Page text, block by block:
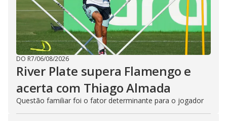
DO R7/06/08/2026
River Plate supera Flamengo e
acerta com Thiago Almada
Questão familiar foi o fator determinante para o jogador